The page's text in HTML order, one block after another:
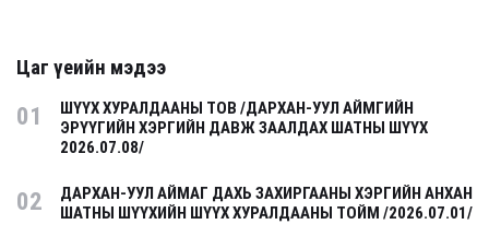
Цаг үеийн мэдээ
01
ШҮҮХ ХУРАЛДААНЫ ТОВ /ДАРХАН-УУЛ АЙМГИЙН
ЭРҮҮГИЙН ХЭРГИЙН ДАВЖ ЗААЛДАХ ШАТНЫ ШҮҮХ
2026.07.08/
02
ДАРХАН-УУЛ АЙМАГ ДАХЬ ЗАХИРГААНЫ ХЭРГИЙН АНХАН
ШАТНЫ ШҮҮХИЙН ШҮҮХ ХУРАЛДААНЫ ТОЙМ /2026.07.01/